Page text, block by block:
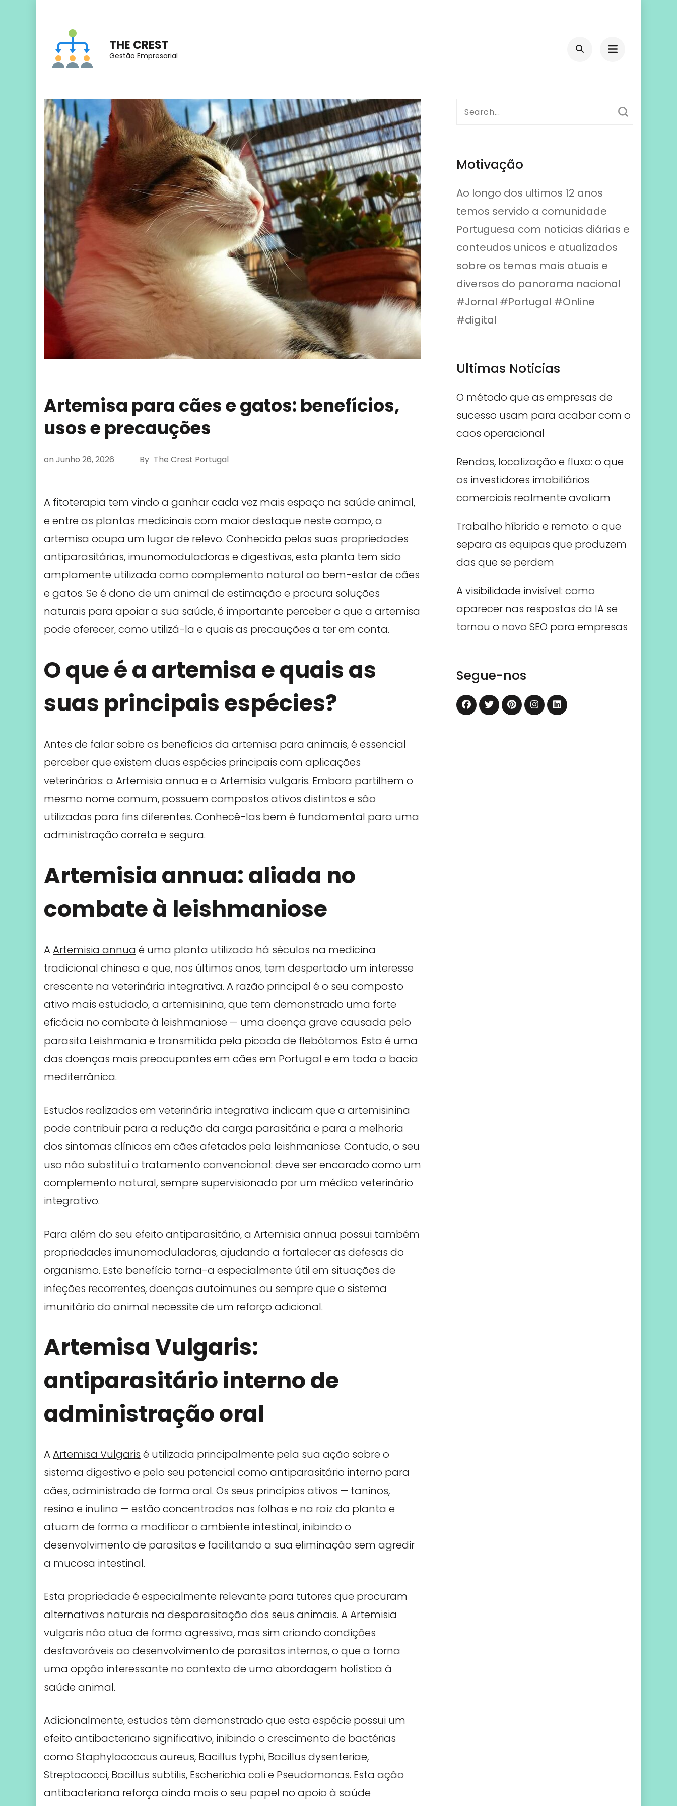
content
(Press
THE CREST
Gestão Empresarial
Artemisa para cães e gatos: benefícios,
usos e precauções
on Junho 26, 2026 By The Crest Portugal
A fitoterapia tem vindo a ganhar cada vez mais espaço na saúde animal,
e entre as plantas medicinais com maior destaque neste campo, a
artemisa ocupa um lugar de relevo. Conhecida pelas suas propriedades
antiparasitárias, imunomoduladoras e digestivas, esta planta tem sido
amplamente utilizada como complemento natural ao bem-estar de cães
e gatos. Se é dono de um animal de estimação e procura soluções
naturais para apoiar a sua saúde, é importante perceber o que a artemisa
pode oferecer, como utilizá-la e quais as precauções a ter em conta.
O que é a artemisa e quais as
suas principais espécies?
Antes de falar sobre os benefícios da artemisa para animais, é essencial
perceber que existem duas espécies principais com aplicações
veterinárias: a Artemisia annua e a Artemisia vulgaris. Embora partilhem o
mesmo nome comum, possuem compostos ativos distintos e são
utilizadas para fins diferentes. Conhecê-las bem é fundamental para uma
administração correta e segura.
Artemisia annua: aliada no
combate à leishmaniose
AArtemisia annua é uma planta utilizada há séculos na medicina
tradicional chinesa e que, nos últimos anos, tem despertado um interesse
crescente na veterinária integrativa. A razão principal é o seu composto
ativo mais estudado, a artemisinina, que tem demonstrado uma forte
eficácia no combate à leishmaniose — uma doença grave causada pelo
parasita Leishmania e transmitida pela picada de flebótomos. Esta é uma
das doenças mais preocupantes em cães em Portugal e em toda a bacia
mediterrânica.
Estudos realizados em veterinária integrativa indicam que a artemisinina
pode contribuir para a redução da carga parasitária e para a melhoria
dos sintomas clínicos em cães afetados pela leishmaniose. Contudo, o seu
uso não substitui o tratamento convencional: deve ser encarado como um
complemento natural, sempre supervisionado por um médico veterinário
integrativo.
Para além do seu efeito antiparasitário, a Artemisia annua possui também
propriedades imunomoduladoras, ajudando a fortalecer as defesas do
organismo. Este benefício torna-a especialmente útil em situações de
infeções recorrentes, doenças autoimunes ou sempre que o sistema
imunitário do animal necessite de um reforço adicional.
Artemisa Vulgaris:
antiparasitário interno de
administração oral
AArtemisa Vulgaris é utilizada principalmente pela sua ação sobre o
sistema digestivo e pelo seu potencial como antiparasitário interno para
cães, administrado de forma oral. Os seus princípios ativos — taninos,
resina e inulina — estão concentrados nas folhas e na raiz da planta e
atuam de forma a modificar o ambiente intestinal, inibindo o
desenvolvimento de parasitas e facilitando a sua eliminação sem agredir
a mucosa intestinal.
Esta propriedade é especialmente relevante para tutores que procuram
alternativas naturais na desparasitação dos seus animais. A Artemisia
vulgaris não atua de forma agressiva, mas sim criando condições
desfavoráveis ao desenvolvimento de parasitas internos, o que a torna
uma opção interessante no contexto de uma abordagem holística à
saúde animal.
Adicionalmente, estudos têm demonstrado que esta espécie possui um
efeito antibacteriano significativo, inibindo o crescimento de bactérias
como Staphylococcus aureus, Bacillus typhi, Bacillus dysenteriae,
Streptococci, Bacillus subtilis, Escherichia coli e Pseudomonas. Esta ação
antibacteriana reforça ainda mais o seu papel no apoio à saúde
Search
Motivação
Ao longo dos ultimos 12 anos
temos servido a comunidade
Portuguesa com noticias diárias e
conteudos unicos e atualizados
sobre os temas mais atuais e
diversos do panorama nacional
#Jornal #Portugal #Online
#digital
Ultimas Noticias
O método que as empresas de
sucesso usam para acabar com o
caos operacional
Rendas, localização e fluxo: o que
os investidores imobiliários
comerciais realmente avaliam
Trabalho híbrido e remoto: o que
separa as equipas que produzem
das que se perdem
A visibilidade invisível: como
aparecer nas respostas da IA se
tornou o novo SEO para empresas
Segue-nos